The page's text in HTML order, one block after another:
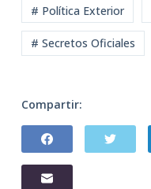
# Política Exterior
# Secretos Oficiales
Compartir: